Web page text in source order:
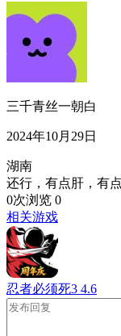
三千青丝一朝白
2024年10月29日
湖南
还行，有点肝，有
0次浏览 0
相关游戏
忍者必须死3 4.6